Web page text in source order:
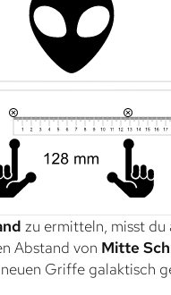
zu ermitteln, misst
Abstand von Mitte
Griffe galaktisch